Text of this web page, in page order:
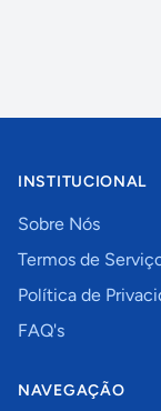
INSTITUCIONAL
Sobre Nós
Termos de
Política de
FAQ's
NAVEGAÇÃO